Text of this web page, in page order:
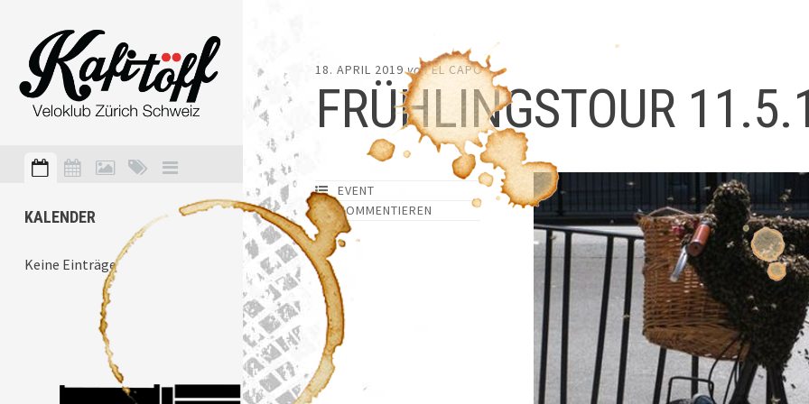
KALENDER
Keine Einträge
18. APRIL 2019vonEL CAPO
FRÜHLINGSTOUR
EVENT
KOMMENTIEREN